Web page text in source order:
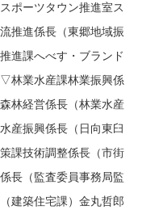
ポーツタウン推進室ス
推進係長（東郷地域振
進課へべす・ブランド
林業水産課林業振興係
林経営係長（林業水産
産振興係長（日向東臼
課技術調整係長（市街
長（監査委員事務局監
建築住宅課）金丸哲郎